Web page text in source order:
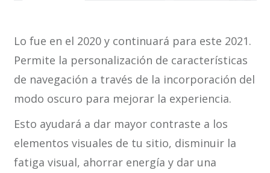
Lo fue en el 2020 y continuará para este 2021.
Permite la personalización de características
de navegación a través de la incorporación del
modo oscuro para mejorar la experiencia.
Esto ayudará a dar mayor contraste a los
elementos visuales de tu sitio, disminuir la
fatiga visual, ahorrar energía y dar una